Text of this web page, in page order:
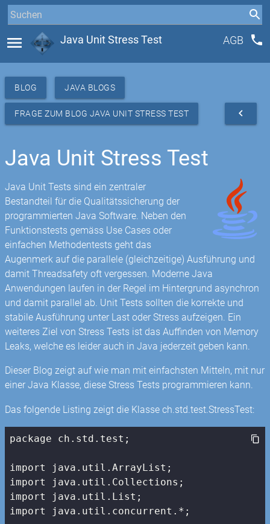
menu Java Unit Stress Test AGB phone
BLOG JAVA BLOGS
FRAGE ZUM BLOG JAVA UNIT STRESS TEST navigate_before
Java Unit Stress Test
Java Unit Tests sind ein zentraler
Bestandteil für die Qualitätssicherung der
programmierten Java Software. Neben den
Funktionstests gemäss Use Cases oder
einfachen Methodentests geht das
Augenmerk auf die parallele (gleichzeitige) Ausführung und
damit Threadsafety oft vergessen. Moderne Java
Anwendungen laufen in der Regel im Hintergrund asynchron
und damit parallel ab. Unit Tests sollten die korrekte und
stabile Ausführung unter Last oder Stress aufzeigen. Ein
weiteres Ziel von Stress Tests ist das Auffinden von Memory
Leaks, welche es leider auch in Java jederzeit geben kann.
Dieser Blog zeigt auf wie man mit einfachsten Mitteln, mit nur
einer Java Klasse, diese Stress Tests programmieren kann.
Das folgende Listing zeigt die Klasse ch.std.test.StressTest:
package ch.std.test;
import java.util.ArrayList;
import java.util.Collections;
import java.util.List;
import java.util.concurrent.*;